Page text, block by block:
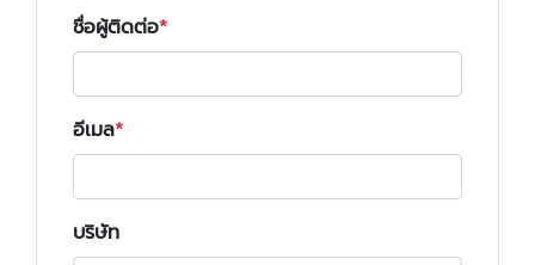
ชื่อผู้ติดต่อ
อีเมล
บริษัท